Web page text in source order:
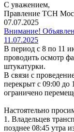
С уважением,
Правление ТСН
07.07.2025
Внимание!
11.07.2025
В период с 8 по 11
проводить осмотр
штукатурки.
В связи с
перекрыт с 09:00 до
ограничено
Настоятельно
1. Владельцев
позднее 08:45 утра